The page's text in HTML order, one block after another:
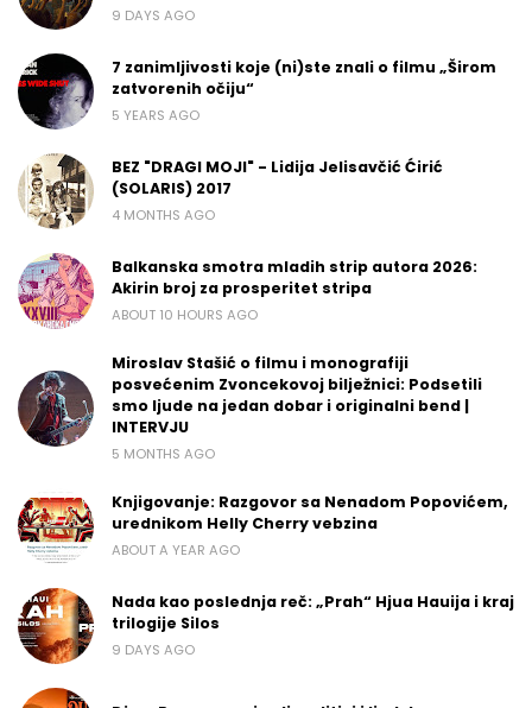
9 DAYS AGO
7 zanimljivosti koje (ni)ste znali o filmu „Širom
zatvorenih očiju“
5 YEARS AGO
BEZ "DRAGI MOJI" - Lidija Jelisavčić Ćirić
(SOLARIS) 2017
4 MONTHS AGO
Balkanska smotra mladih strip autora 2026:
Akirin broj za prosperitet stripa
ABOUT 10 HOURS AGO
Miroslav Stašić o filmu i monografiji
posvećenim Zvoncekovoj bilježnici: Podsetili
smo ljude na jedan dobar i originalni bend |
INTERVJU
5 MONTHS AGO
Knjigovanje: Razgovor sa Nenadom Popovićem,
urednikom Helly Cherry vebzina
ABOUT A YEAR AGO
Nada kao poslednja reč: „Prah“ Hjua Hauija i kraj
trilogije Silos
9 DAYS AGO